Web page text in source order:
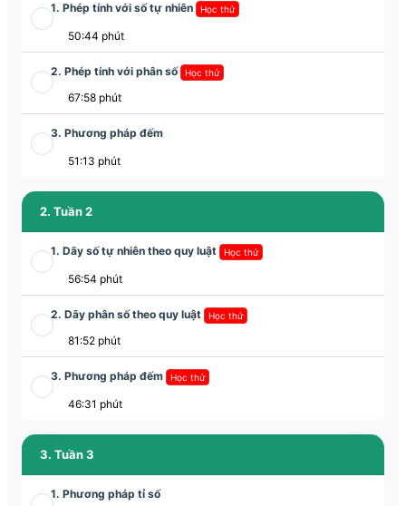
1. Phép tính với số tự nhiên Học thử
50:44 phút
2. Phép tính với phân số Học thử
67:58 phút
3. Phương pháp đếm
51:13 phút
2. Tuần 2
1. Dãy số tự nhiên theo quy luật Học thử
56:54 phút
2. Dãy phân số theo quy luật Học thử
81:52 phút
3. Phương pháp đếm Học thử
46:31 phút
3. Tuần 3
1. Phương pháp tỉ số